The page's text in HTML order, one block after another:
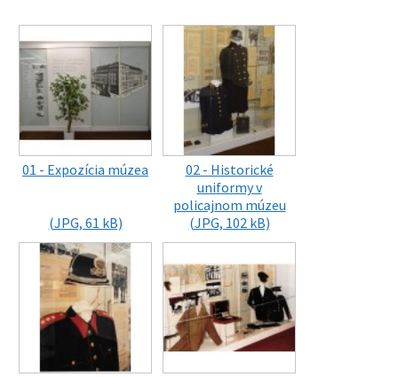
01 - Expozícia múzea
(JPG, 61 kB)
02 - Historické
uniformy v
policajnom múzeu
(JPG, 102 kB)